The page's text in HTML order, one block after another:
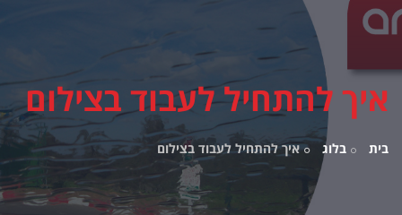
איך להתחיל לעבוד בצילום
בית בלוג איך להתחיל לעבוד בצילום